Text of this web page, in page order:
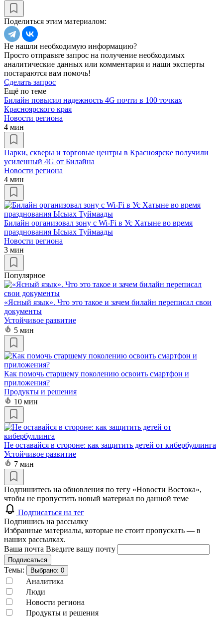
Поделиться этим материалом:
Не нашли необходимую информацию?
Просто отправьте запрос на получение необходимых
аналитические данных или комментария и наши эксперты
постараются вам помочь!
Сделать запрос
Ещё по теме
Билайн повысил надежность 4G почти в 100 точках
Красноярского края
Новости региона
4 мин
Парки, скверы и торговые центры в Красноярске получили
усиленный 4G от Билайна
Новости региона
4 мин
Билайн организовал зону с Wi-Fi в Ус Хатыне во время
празднования Ысыах Туймаады
Новости региона
3 мин
Популярное
«Ясный язык». Что это такое и зачем билайн переписал свои
документы
Устойчивое развитие
5 мин
Как помочь старшему поколению освоить смартфон и
приложения?
Продукты и решения
10 мин
Не оставайся в стороне: как защитить детей от кибербуллинга
Устойчивое развитие
7 мин
Подпишитесь на обновления по тегу «Новости Востока»,
чтобы не пропустить новый материал по данной теме
Подписаться на тег
Подпишись на рассылку
Избранные материалы, которые не стоит пропускать — в
наших рассылках.
Ваша почта Введите вашу почту
Подписаться
Темы: Выбрано: 0
Аналитика
Люди
Новости региона
Продукты и решения